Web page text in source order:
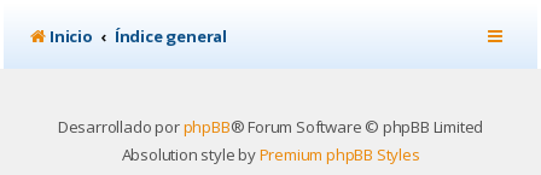
Inicio Índice general
Desarrollado porphpBB® Forum Software © phpBB Limited
Absolution style byPremium phpBB Styles